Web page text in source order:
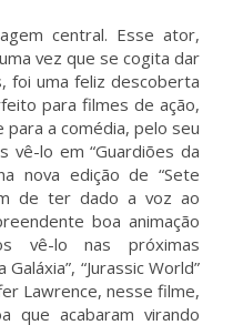
central. Esse ator,
vez que se cogita dar
foi uma feliz descoberta
para filmes de ação,
a comédia, pelo seu
vê-lo em “Guardiões da
nova edição de “Sete
de ter dado a voz ao
boa animação
vê-lo nas próximas
“Jurassic World”
Lawrence, nesse filme,
que acabaram virando